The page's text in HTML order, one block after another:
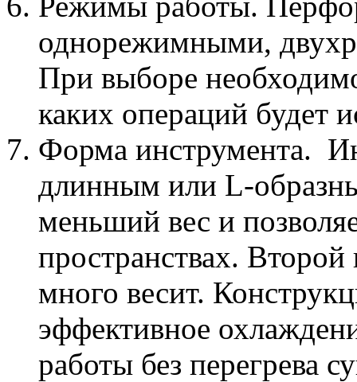
однорежимными,
При выборе
каких операций будет
Форма инструмента.
длинным или L-
меньший вес и
пространствах. Второй
много весит.
эффективное
работы без перегрева